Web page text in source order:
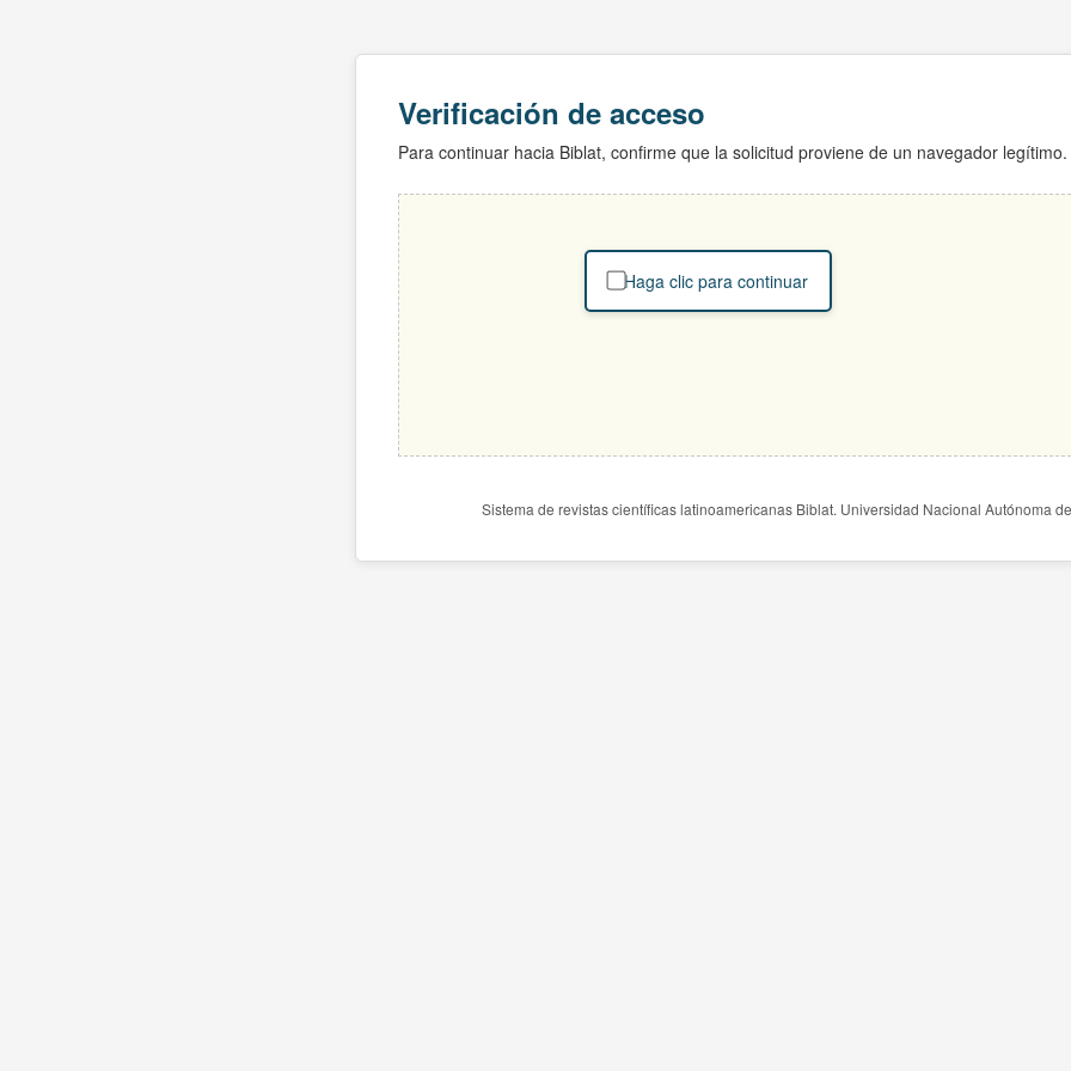
Verificación de acceso
Para continuar hacia Biblat, confirme que la solicitud proviene de un navegador legítimo.
Haga clic para continuar
Sistema de revistas científicas latinoamericanas Biblat. Universidad Nacional Autónoma